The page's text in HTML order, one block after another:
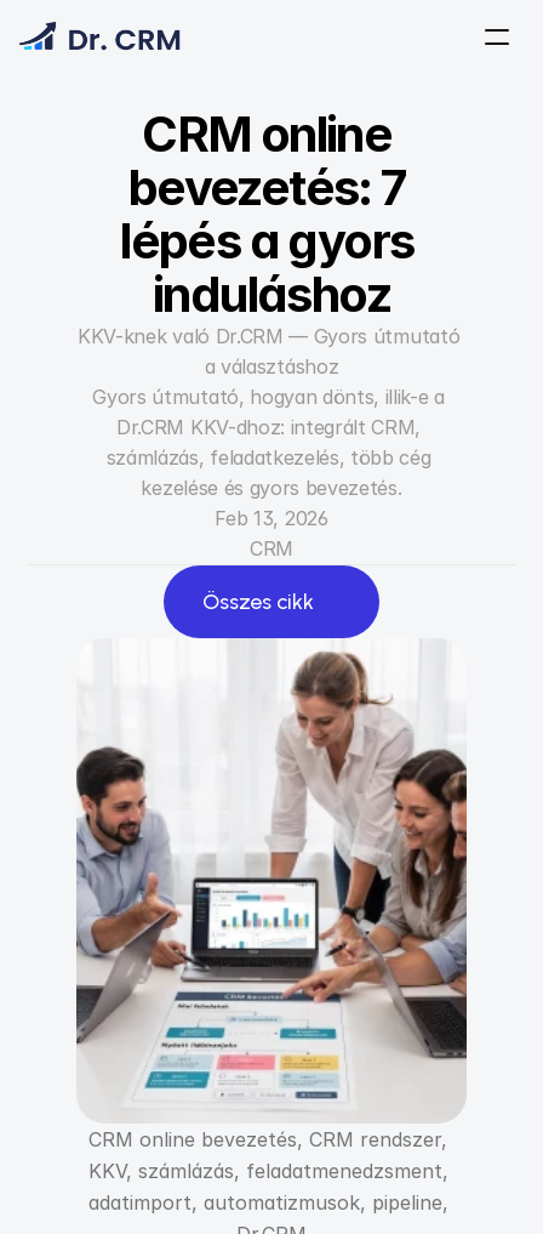
CRM online
bevezetés: 7
lépés a gyors
induláshoz
KKV-knek való Dr.CRM — Gyors útmutató
a választáshoz
Gyors útmutató, hogyan dönts, illik-e a
Dr.CRM KKV-dhoz: integrált CRM,
számlázás, feladatkezelés, több cég
kezelése és gyors bevezetés.
Feb 13, 2026
CRM
Összes cikk
Összes cikk
CRM online bevezetés, CRM rendszer,
KKV, számlázás, feladatmenedzsment,
adatimport, automatizmusok, pipeline,